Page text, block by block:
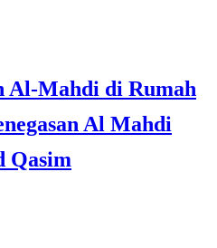
Al-Mahdi di Rumah
Qasim